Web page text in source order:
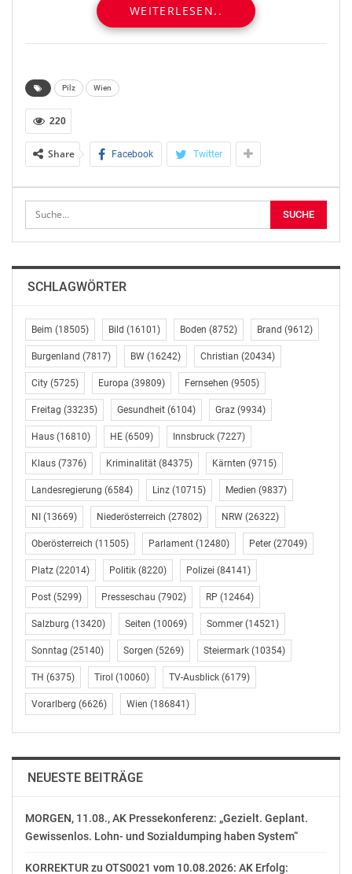
entsprechende Kundmachung des Rechnungshofs
wurde Ende März im Bundesgesetzblatt veröffentlicht.
Trotzdem wird es heuer wohl zu keinen höheren
nämlich rückwirkend ausgesetzt werden. Das hat der
breiter Mehrheit beschlossen. Gleiches gilt für weitere
Valorisierungsklauseln im Parteien-Förderungsgesetz
und im Parteiengesetz, etwa was meldepflichtige
betrifft.
Angesichts der immer wieder vorgebrachten Kritik an
der Höhe der Parteienförderung wäre es skurril, wenn
NEOS-Abgeordneter Nikolaus Scherak. Er forderte aber
weitergehende Schritte und plädierte unter anderem
dafür, die Valorisierungsklausel gänzlich zu streichen
und auch die Parteienförderung der Länder
einzufrieren. Ein von den NEOS bereits im Dezember
eingebrachter Antrag zu dieser Frage (19/A) wurde mit
den Stimmen der Koalitionsparteien jedoch vertagt.
Man müsse das in einem größeren Zusammenhang
diskutieren, begründete Harald Stefan (FPÖ) diesen
Schritt.
Abgelehnt wurde der Gesetzesvorschlag der Regierung
(48 d.B.) von der Liste Pilz. Die Richtung stimme zwar,
aber man gehe zu wenig entschieden vor, bedauerte
Alfred J. Noll und sprach von einem „Placebo-Effekt“.
Auch der von den NEOS geforderte dauerhafte Verzicht
auf eine Valorisierung geht ihm zu wenig weit.
Erfreut über die breite Zustimmung zur
Gesetzesnovelle äußerte sich hingegen Karl Nehammer
(ÖVP). Die Regierung mache das, was sie angekündigt
diesem Sinn als wichtigen Mosaikstein. Laut
Rechnungshof geht es um jährlich 1,7 Mio. €, insgesamt
€ steigen.
WEITERLESEN..
Pilz Wien
220
Share Facebook Twitter
SCHLAGWÖRTER
Beim (18505) Bild (16101) Boden (8752) Brand (9612)
Burgenland (7817) BW (16242) Christian (20434)
City (5725) Europa (39809) Fernsehen (9505)
Freitag (33235) Gesundheit (6104) Graz (9934)
Haus (16810) HE (6509) Innsbruck (7227)
Klaus (7376) Kriminalität (84375) Kärnten (9715)
Landesregierung (6584) Linz (10715) Medien (9837)
NI (13669) Niederösterreich (27802) NRW (26322)
Oberösterreich (11505) Parlament (12480) Peter (27049)
Platz (22014) Politik (8220) Polizei (84141)
Post (5299) Presseschau (7902) RP (12464)
Salzburg (13420) Seiten (10069) Sommer (14521)
Sonntag (25140) Sorgen (5269) Steiermark (10354)
TH (6375) Tirol (10060) TV-Ausblick (6179)
Vorarlberg (6626) Wien (186841)
NEUESTE BEITRÄGE
MORGEN, 11.08., AK Pressekonferenz: „Gezielt. Geplant.
Gewissenlos. Lohn- und Sozialdumping haben System“
KORREKTUR zu OTS0021 vom 10.08.2026: AK Erfolg: